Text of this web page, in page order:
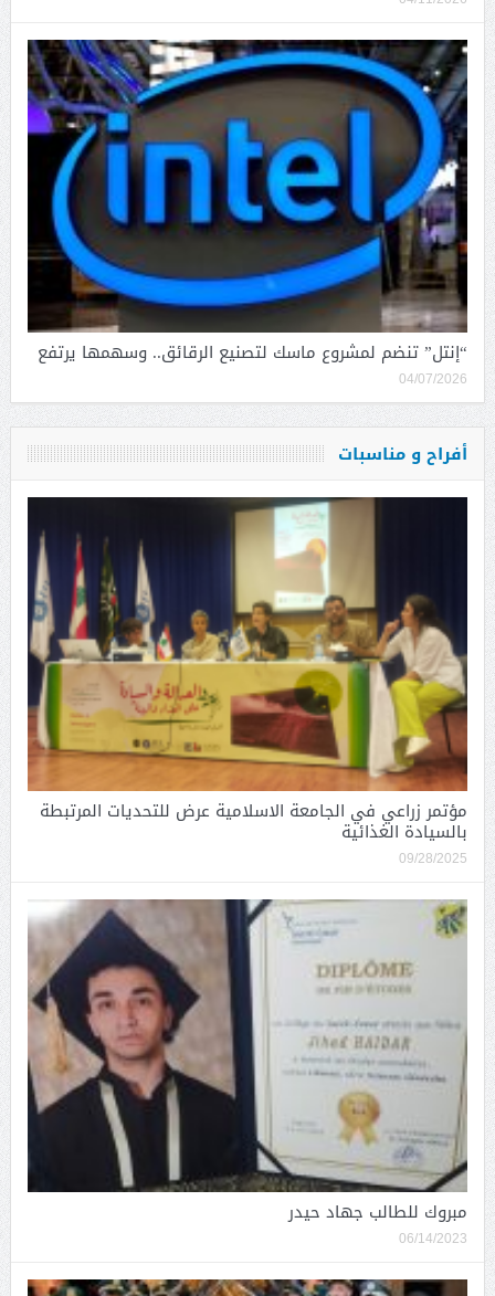
“إنتل” تنضم لمشروع ماسك لتصنيع الرقائق.. وسهمها يرتفع
04/07/2026
أفراح و مناسبات
مؤتمر زراعي في الجامعة الاسلامية عرض للتحديات المرتبطة
بالسيادة الغذائية
09/28/2025
مبروك للطالب جهاد حيدر
06/14/2023